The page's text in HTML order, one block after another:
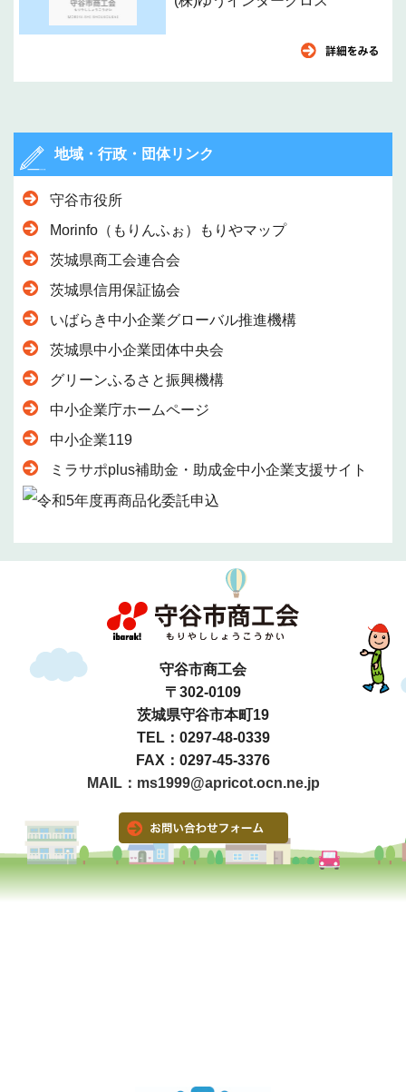
地域・行政・団体リンク
守谷市役所
Morinfo（もりんふぉ）もりやマップ
茨城県商工会連合会
茨城県信用保証協会
いばらき中小企業グローバル推進機構
茨城県中小企業団体中央会
グリーンふるさと振興機構
中小企業庁ホームページ
中小企業119
ミラサポplus補助金・助成金中小企業支援サイト
守谷市商工会
〒302-0109
茨城県守谷市本町19
TEL：0297-48-0339
FAX：0297-45-3376
MAIL：ms1999@apricot.ocn.ne.jp